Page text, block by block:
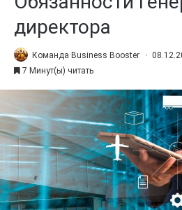
директора
Команда Business Booster
7 Минут(ы) читать